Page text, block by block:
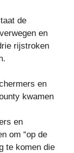
de
en
rijstroken
en
kwamen
en
om “op de
te komen die